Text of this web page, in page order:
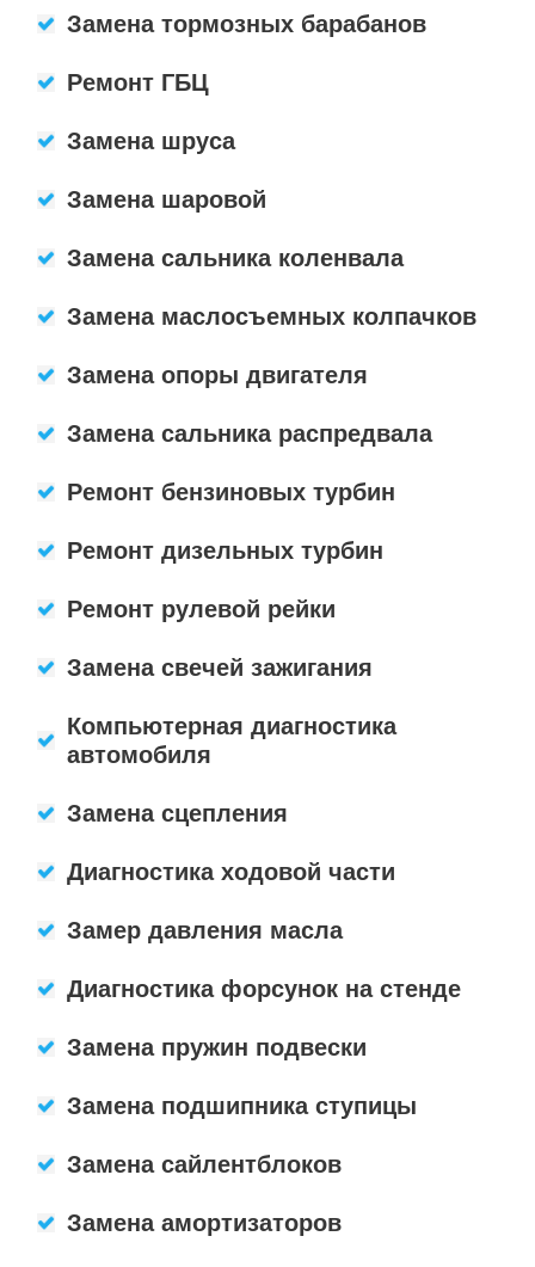
Замена тормозных барабанов
Ремонт ГБЦ
Замена шруса
Замена шаровой
Замена сальника коленвала
Замена маслосъемных колпачков
Замена опоры двигателя
Замена сальника распредвала
Ремонт бензиновых турбин
Ремонт дизельных турбин
Ремонт рулевой рейки
Замена свечей зажигания
Компьютерная диагностика
автомобиля
Замена сцепления
Диагностика ходовой части
Замер давления масла
Диагностика форсунок на стенде
Замена пружин подвески
Замена подшипника ступицы
Замена сайлентблоков
Замена амортизаторов